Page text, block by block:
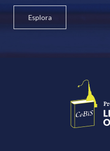
Esplora